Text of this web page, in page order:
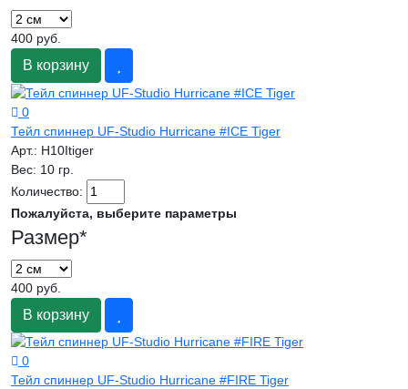
400 руб.
В корзину
0
Тейл спиннер UF-Studio Hurricane #ICE Tiger
Арт.: H10Itiger
Вес: 10 гр.
Количество:
Пожалуйста, выберите параметры
Размер*
400 руб.
В корзину
0
Тейл спиннер UF-Studio Hurricane #FIRE Tiger